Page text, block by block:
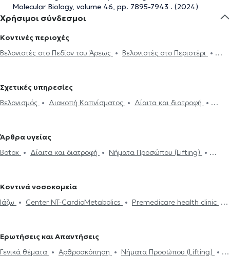
Molecular Biology, volume 46, pp. 7895-7943 . (2024)
Χρήσιμοι σύνδεσμοι
Κοντινές περιοχές
Βελονιστές στο Πεδίον του Άρεως
Βελονιστές στο Περιστέρι
Σμύρνη
Βελονιστές στο Μοσχάτο
Βελονιστές στη Νέα Ιωνία
Βελονιστές στο Νέο Ηράκλειο
στην Αργυρούπολη
Βελονιστές στη Γλυφάδα
Σχετικές υπηρεσίες
Βελονισμός
Διακοπή Καπνίσματος
Δίαιτα και διατροφή
Botox
Νήματα Προσώπου (Lifting)
Άρθρα υγείας
Botox
Δίαιτα και διατροφή
Νήματα Προσώπου (Lifting)
Κοντινά νοσοκομεία
Ιάζω
Center NT-CardioMetabolics
Premedicare health clinic
Ερωτήσεις και Απαντήσεις
Γενικά θέματα
Αρθροσκόπηση
Νήματα Προσώπου (Lifting)